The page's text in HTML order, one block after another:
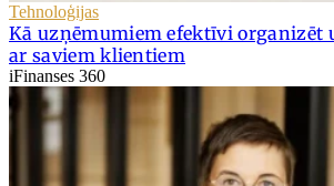
Tehnoloģijas
Kā uzņēmumiem efektīvi organizēt
ar saviem klientiem
iFinanses 360